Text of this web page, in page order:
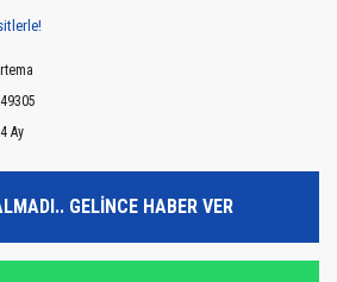
Ay
GELİNCE HABER VER